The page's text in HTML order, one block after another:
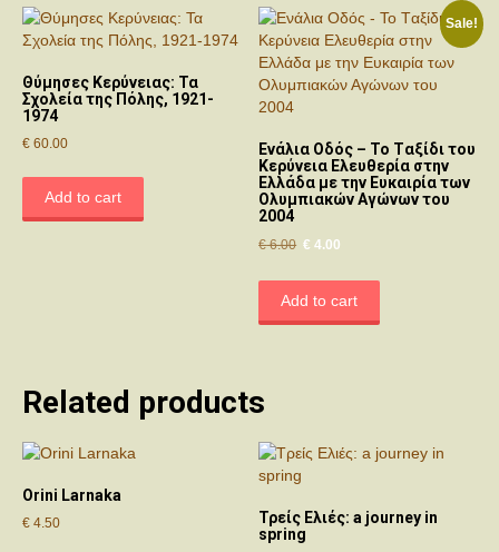
Θύμησες Κερύνειας: Τα
Σχολεία της Πόλης, 1921-
1974
€ 60.00
Add to cart
Sale!
Ενάλια Οδός – Το Tαξίδι του
Κερύνεια Ελευθερία στην
Ελλάδα με την Eυκαιρία των
Ολυμπιακών Αγώνων του
2004
€6.00 Original
€ 6.00.
€ 4.00
€ 4.00.
Add to cart
Related products
Orini Larnaka
€ 4.50
Τρείς Ελιές: a journey in
spring